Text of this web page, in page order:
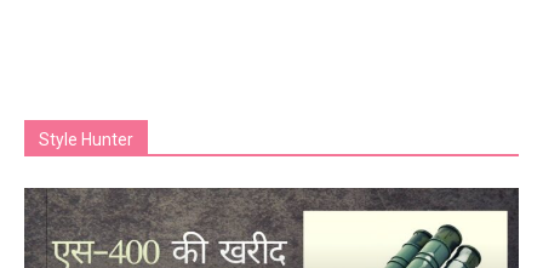
Style Hunter